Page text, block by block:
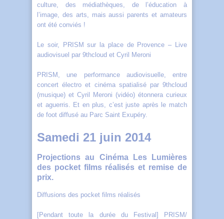
culture, des médiathèques, de l’éducation à
l’image, des arts, mais aussi parents et amateurs
ont été conviés !
Le soir, PRISM sur la place de Provence – Live
audiovisuel par 9thcloud et Cyril Meroni
PRISM, une performance audiovisuelle, entre
concert électro et cinéma spatialisé par 9thcloud
(musique) et Cyril Meroni (vidéo) étonnera curieux
et aguerris. Et en plus, c’est juste après le match
de foot diffusé au Parc Saint Exupéry.
Samedi 21 juin 2014
Projections au Cinéma Les Lumières
des pocket films réalisés et remise de
prix.
Diffusions des pocket films réalisés
[Pendant toute la durée du Festival] PRISM/